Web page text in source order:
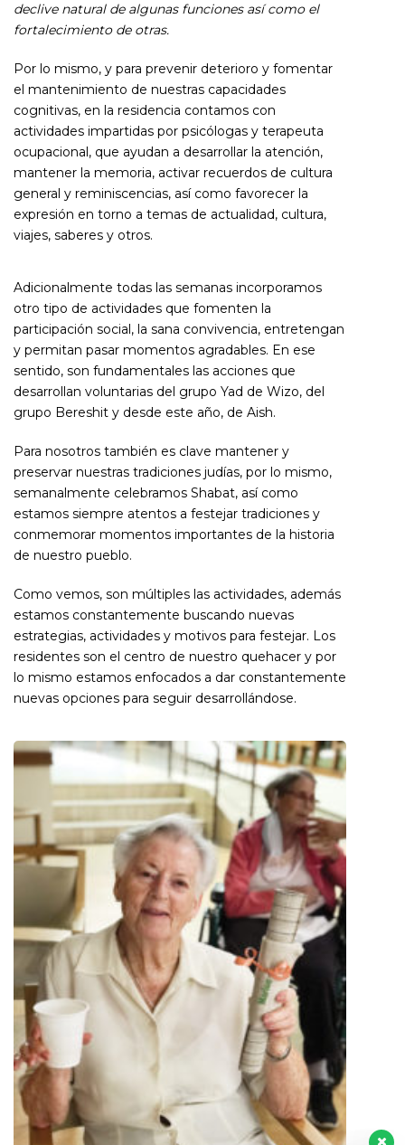
declive natural de algunas funciones así como el
fortalecimiento de otras.
Por lo mismo, y para prevenir deterioro y fomentar
el mantenimiento de nuestras capacidades
cognitivas, en la residencia contamos con
actividades impartidas por psicólogas y terapeuta
ocupacional, que ayudan a desarrollar la atención,
mantener la memoria, activar recuerdos de cultura
general y reminiscencias, así como favorecer la
expresión en torno a temas de actualidad, cultura,
viajes, saberes y otros.
Adicionalmente todas las semanas incorporamos
otro tipo de actividades que fomenten la
participación social, la sana convivencia, entretengan
y permitan pasar momentos agradables. En ese
sentido, son fundamentales las acciones que
desarrollan voluntarias del grupo Yad de Wizo, del
grupo Bereshit y desde este año, de Aish.
Para nosotros también es clave mantener y
preservar nuestras tradiciones judías, por lo mismo,
semanalmente celebramos Shabat, así como
estamos siempre atentos a festejar tradiciones y
conmemorar momentos importantes de la historia
de nuestro pueblo.
Como vemos, son múltiples las actividades, además
estamos constantemente buscando nuevas
estrategias, actividades y motivos para festejar. Los
residentes son el centro de nuestro quehacer y por
lo mismo estamos enfocados a dar constantemente
nuevas opciones para seguir desarrollándose.
Regístrate aquí para recibir la
revista mensualmente.